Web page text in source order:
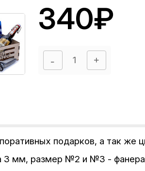
340₽
подарков, а так же
3 мм, размер №2 и №3 -